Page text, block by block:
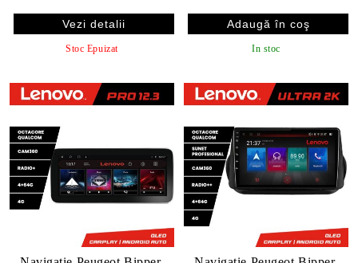
RAM,64Gb
Hdd,4G,360,DSP,Carplay,Bluetooth
EDT-E413 V1
Vezi detalii
Stoc Epuizat
internet Kit-bipper v1
In stoc